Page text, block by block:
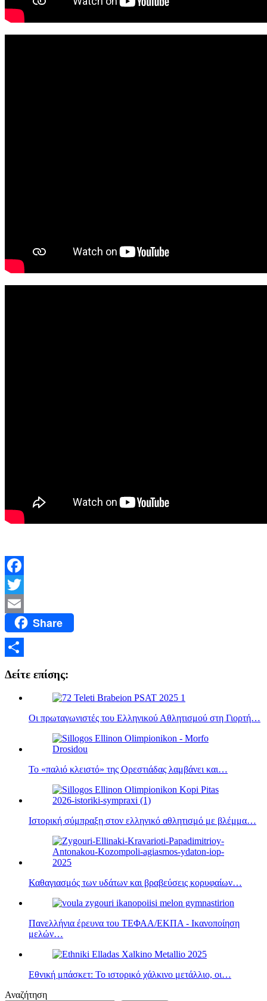
Facebook
Twitter
Email Share
Δείτε επίσης:
Οι πρωταγωνιστές του Ελληνικού Αθλητισμού στη Γιορτή…
Το «παλιό κλειστό» της Ορεστιάδας λαμβάνει και…
Ιστορική σύμπραξη στον ελληνικό αθλητισμό με βλέμμα…
Καθαγιασμός των υδάτων και βραβεύσεις κορυφαίων…
Πανελλήνια έρευνα του ΤΕΦΑΑ/ΕΚΠΑ - Ικανοποίηση
μελών…
Εθνική μπάσκετ: Το ιστορικό χάλκινο μετάλλιο, οι…
Αναζήτηση